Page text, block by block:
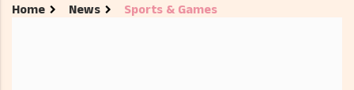
Home News Sports & Games